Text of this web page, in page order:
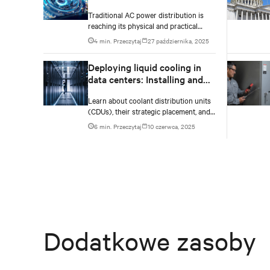
Traditional AC power distribution is
reaching its physical and practical
limits when it comes to the extreme
density of modern AI compute.
4 min. Przeczytaj 27 października, 2025
Deploying liquid cooling in
data centers: Installing and
distribution units (CDUs)
Learn about coolant distribution units
(CDUs), their strategic placement, and
effective management for
implementing liquid cooling in new or
6 min. Przeczytaj 10 czerwca, 2025
Dodatkowe zasoby